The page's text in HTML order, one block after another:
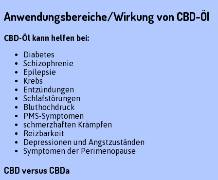
Anwendungsbereiche/Wirkung von CBD-Öl
CBD-Öl kann helfen bei:
Diabetes
Schizophrenie
Epilepsie
Krebs
Entzündungen
Schlafstörungen
Bluthochdruck
PMS-Symptomen
schmerzhaften Krämpfen
Reizbarkeit
Depressionen und Angstzuständen
Symptomen der Perimenopause
CBD versus CBDa